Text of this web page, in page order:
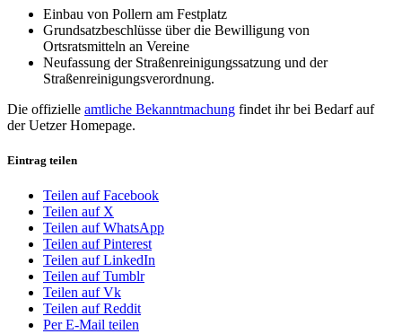
Einbau von Pollern am Festplatz
Grundsatzbeschlüsse über die Bewilligung von
Ortsratsmitteln an Vereine
Neufassung der Straßenreinigungssatzung und der
Straßenreinigungsverordnung.
Die offizielle amtliche Bekanntmachung findet ihr bei Bedarf auf
der Uetzer Homepage.
Eintrag teilen
Teilen auf Facebook
Teilen auf X
Teilen auf WhatsApp
Teilen auf Pinterest
Teilen auf LinkedIn
Teilen auf Tumblr
Teilen auf Vk
Teilen auf Reddit
Per E-Mail teilen